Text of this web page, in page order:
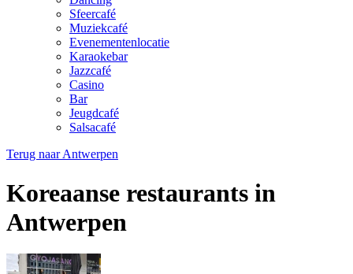
Sfeercafé
Muziekcafé
Evenementenlocatie
Karaokebar
Jazzcafé
Casino
Bar
Jeugdcafé
Salsacafé
Terug naar Antwerpen
Koreaanse restaurants in
Antwerpen